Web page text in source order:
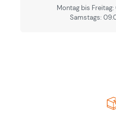
Montag bis
Samstags: